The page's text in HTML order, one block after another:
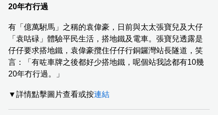
20年冇行過
有「億萬駙馬」之稱的袁偉豪，日前與太太張寶兒及大仔
「袁咕碌」體驗平民生活，搭地鐵及電車。張寶兒透露是
仔仔要求搭地鐵，袁偉豪攬住仔仔行銅鑼灣站長隧道，笑
言：「有咗車牌之後都好少搭地鐵，呢個站我諗都有10幾
20年冇行過。」
▼詳情點擊圖片查看或按連結